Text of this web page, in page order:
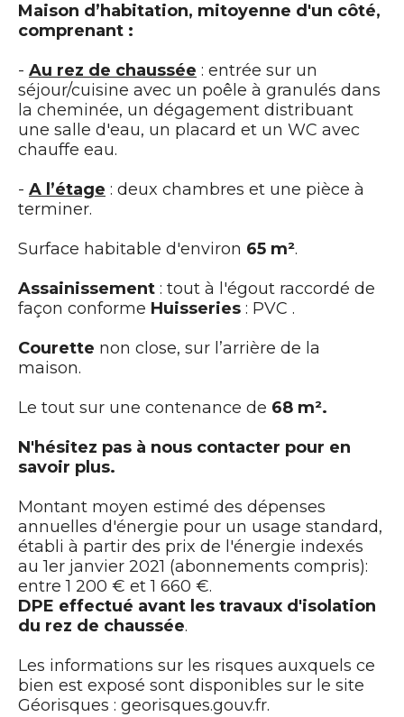
Maison d’habitation, mitoyenne d'un côté,
comprenant :
- Au rez de chaussée : entrée sur un
séjour/cuisine avec un poêle à granulés dans
la cheminée, un dégagement distribuant
une salle d'eau, un placard et un WC avec
chauffe eau.
- A l’étage : deux chambres et une pièce à
terminer.
Surface habitable d'environ 65 m².
Assainissement : tout à l'égout raccordé de
façon conforme Huisseries : PVC .
Courette non close, sur l’arrière de la
maison.
Le tout sur une contenance de 68 m².
N'hésitez pas à nous contacter pour en
savoir plus.
Montant moyen estimé des dépenses
annuelles d'énergie pour un usage standard,
établi à partir des prix de l'énergie indexés
au 1er janvier 2021 (abonnements compris):
entre 1 200 € et 1 660 €.
DPE effectué avant les travaux d'isolation
du rez de chaussée.
Les informations sur les risques auxquels ce
bien est exposé sont disponibles sur le site
Géorisques : georisques.gouv.fr.